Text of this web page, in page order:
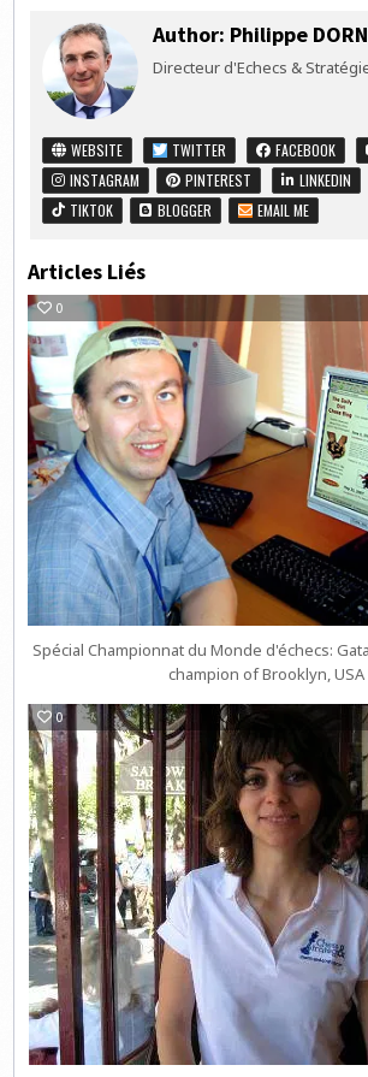
Author: Philippe
Directeur d'Echecs &
WEBSITE TWITTER FACEBOOK
INSTAGRAM
PINTEREST LINKEDIN
TIKTOK
BLOGGER EMAIL ME
Articles Liés
0
Spécial Championnat du Monde d'échecs:
champion of Brooklyn, USA
0